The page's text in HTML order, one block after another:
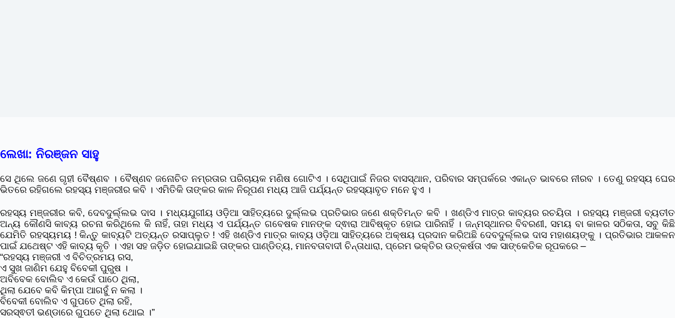
ଲେଖା: ନିରଞ୍ଜନ ସାହୁ
ସେ ଥିଲେ ଜଣେ ଗୃହୀ ବୈଷ୍ଣବ । ବୈଷ୍ଣବ ଜନୋଚିତ ନମ୍ରତାର ପରିଚାୟକ ମଣିଷ ଗୋଟିଏ । ସେଥିପାଇଁ ନିଜର ବାସସ୍ଥାନ, ପରିବାର ସମ୍ପର୍କରେ ଏକାନ୍ତ ଭାବରେ ନୀରବ । ତେଣୁ ରହସ୍ୟ ଘେର
ଭିତରେ ରହିଗଲେ ରହସ୍ୟ ମଞ୍ଜରୀର କବି । ଏମିତିକି ତାଙ୍କର କାଳ ନିରୂପଣ ମଧ୍ୟ ଆଜି ପର୍ଯ୍ୟନ୍ତ ରହସ୍ୟାବୃତ ମନେ ହୁଏ ।
ରହସ୍ୟ ମଞ୍ଜରୀର କବି, ଦେବଦୁର୍ଲ୍ଲଭ ଦାସ । ମଧ୍ୟଯୁଗୀୟ ଓଡ଼ିଆ ସାହିତ୍ୟରେ ଦୁର୍ଲ୍ଲଭ ପ୍ରତିଭାର ଜଣେ ଶକ୍ତିମନ୍ତ କବି । ଖଣ୍ଡିଏ ମାତ୍ର କାବ୍ୟର ରଚୟିତା । ରହସ୍ୟ ମଞ୍ଜରୀ ବ୍ୟତୀତ
ଅନ୍ୟ କୌଣସି କାବ୍ୟ ରଚନା କରିଥିଲେ କି ନାହିଁ, ତାହା ମଧ୍ୟ ଏ ପର୍ଯ୍ୟନ୍ତ ଗବେଷକ ମାନଙ୍କ ଦ୍ଵାରା ଆବିଷ୍କୃତ ହୋଇ ପାରିନାହିଁ । ଜନ୍ମସ୍ଥାନର ବିବରଣୀ, ସମୟ ବା କାଳର ସଠିକତା, ସବୁ କିଛି
ଯେମିତି ରହସ୍ୟମୟ ! କିନ୍ତୁ କାବ୍ୟଟି ଅତ୍ୟନ୍ତ ରସାପ୍ଲୁତ ! ଏହି ଖଣ୍ଡିଏ ମାତ୍ର କାବ୍ୟ ଓଡ଼ିଆ ସାହିତ୍ୟରେ ଅକ୍ଷୟ ପ୍ରଦାନ କରିଅଛି ଦେବଦୁର୍ଲ୍ଲଭ ଦାସ ମହାଶୟଙ୍କୁ । ପ୍ରତିଭାର ଆକଳନ
ପାଇଁ ଯଥେଷ୍ଟ ଏହି କାବ୍ୟ କୃତି । ଏହା ସହ ଜଡ଼ିତ ହୋଇଯାଇଛି ତାଙ୍କର ପାଣ୍ଡିତ୍ୟ, ମାନବତାବାଦୀ ଚିନ୍ତାଧାରା, ପ୍ରେମ ଭକ୍ତିର ଉତ୍କର୍ଷତା ଏକ ସାଙ୍କେତିକ ରୂପକରେ –
“ରହସ୍ୟ ମଞ୍ଜରୀ ଏ ବିଚିତ୍ରମୟ ରସ,
ଏ ସୁଖ ଜାଣିମ ଯେହୁ ବିବେକୀ ପୁରୁଷ ।
ଅବିବେକ ବୋଲିବ ଏ କେଉଁ ପାଠେ ଥିଲା,
ଥିଲା ଯେବେ କବି କିମ୍ପା ଆଗହୁଁ ନ କଲା ।
ବିବେକୀ ବୋଲିବ ଏ ଗୁପତେ ଥିଲା ରହି,
ସରସ୍ଵତୀ ଭଣ୍ଡାରେ ଗୁପତେ ଥିଲା ଥୋଇ ।”